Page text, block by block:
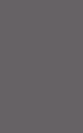
not function